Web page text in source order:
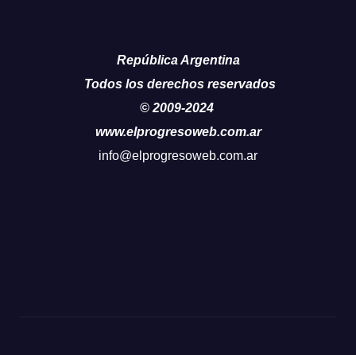
República Argentina
Todos los derechos reservados
© 2009-2024
www.elprogresoweb.com.ar
info@elprogresoweb.com.ar